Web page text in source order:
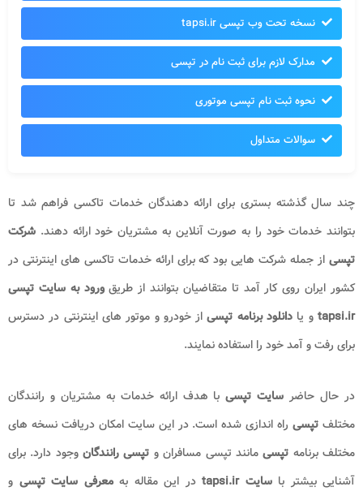
نسخه تحت وب تپسی tapsi.ir
مدارک لازم برای ثبت نام در تپسی
نحوه ثبت نام تپسی موتوری
سوالات متداول
چند سال گذشته بستری برای ارائه دهندگان خدمات تاکسی فراهم شد تا
بتوانند خدمات خود را به صورت آنلاین به مشتریان خود ارائه دهند. شرکت
تپسی از جمله شرکت هایی بود که برای ارائه خدمات تاکسی های اینترنتی در
کشور ایران روی کار آمد تا متقاضیان بتوانند از طریقورود به سایت تپسی
tapsi.irو یا دانلود برنامه تپسیاز خودرو و موتور های اینترنتی در دسترس
برای رفت و آمد خود را استفاده نمایند.
در حال حاضر سایت تپسیبا هدف ارائه خدمات به مشتریان و رانندگان
مختلف تپسی راه اندازی شده است. در این سایت امکان دریافت نسخه های
مختلف برنامه تپسیمانند تپسی مسافران و تپسی رانندگانوجود دارد. برای
آشنایی بیشتر باسایت tapsi.ir در این مقاله بهمعرفی سایت تپسی و